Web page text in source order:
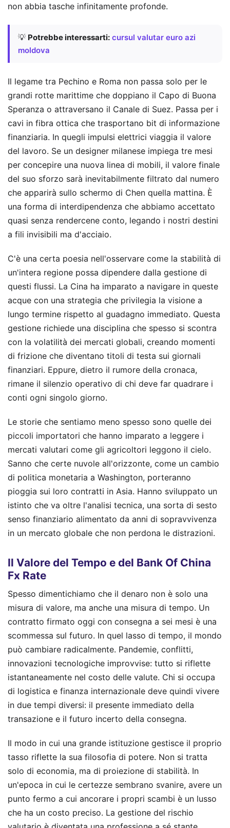
non abbia tasche infinitamente profonde.
💡 Potrebbe interessarti: cursul valutar euro azi
moldova
Il legame tra Pechino e Roma non passa solo per le
grandi rotte marittime che doppiano il Capo di Buona
Speranza o attraversano il Canale di Suez. Passa per i
cavi in fibra ottica che trasportano bit di informazione
finanziaria. In quegli impulsi elettrici viaggia il valore
del lavoro. Se un designer milanese impiega tre mesi
per concepire una nuova linea di mobili, il valore finale
del suo sforzo sarà inevitabilmente filtrato dal numero
che apparirà sullo schermo di Chen quella mattina. È
una forma di interdipendenza che abbiamo accettato
quasi senza rendercene conto, legando i nostri destini
a fili invisibili ma d'acciaio.
C'è una certa poesia nell'osservare come la stabilità di
un'intera regione possa dipendere dalla gestione di
questi flussi. La Cina ha imparato a navigare in queste
acque con una strategia che privilegia la visione a
lungo termine rispetto al guadagno immediato. Questa
gestione richiede una disciplina che spesso si scontra
con la volatilità dei mercati globali, creando momenti
di frizione che diventano titoli di testa sui giornali
finanziari. Eppure, dietro il rumore della cronaca,
rimane il silenzio operativo di chi deve far quadrare i
conti ogni singolo giorno.
Le storie che sentiamo meno spesso sono quelle dei
piccoli importatori che hanno imparato a leggere i
mercati valutari come gli agricoltori leggono il cielo.
Sanno che certe nuvole all'orizzonte, come un cambio
di politica monetaria a Washington, porteranno
pioggia sui loro contratti in Asia. Hanno sviluppato un
istinto che va oltre l'analisi tecnica, una sorta di sesto
senso finanziario alimentato da anni di sopravvivenza
in un mercato globale che non perdona le distrazioni.
Il Valore del Tempo e del Bank Of China
Fx Rate
Spesso dimentichiamo che il denaro non è solo una
misura di valore, ma anche una misura di tempo. Un
contratto firmato oggi con consegna a sei mesi è una
scommessa sul futuro. In quel lasso di tempo, il mondo
può cambiare radicalmente. Pandemie, conflitti,
innovazioni tecnologiche improvvise: tutto si riflette
istantaneamente nel costo delle valute. Chi si occupa
di logistica e finanza internazionale deve quindi vivere
in due tempi diversi: il presente immediato della
transazione e il futuro incerto della consegna.
Il modo in cui una grande istituzione gestisce il proprio
tasso riflette la sua filosofia di potere. Non si tratta
solo di economia, ma di proiezione di stabilità. In
un'epoca in cui le certezze sembrano svanire, avere un
punto fermo a cui ancorare i propri scambi è un lusso
che ha un costo preciso. La gestione del rischio